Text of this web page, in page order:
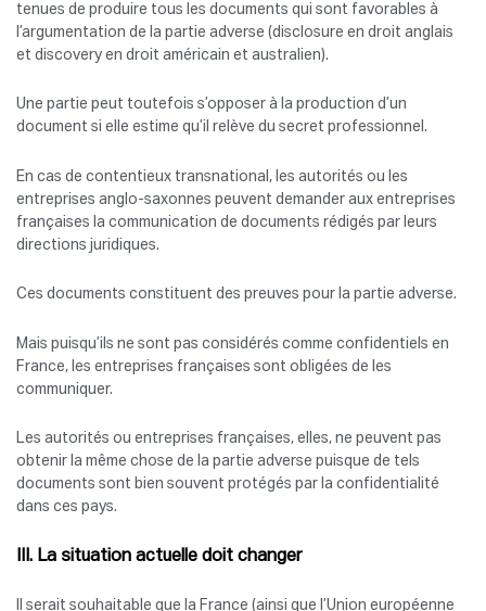
tenues de produire tous les documents qui sont favorables à
l’argumentation de la partie adverse (disclosure en droit anglais
et discovery en droit américain et australien).
Une partie peut toutefois s’opposer à la production d’un
document si elle estime qu’il relève du secret professionnel.
En cas de contentieux transnational, les autorités ou les
entreprises anglo-saxonnes peuvent demander aux entreprises
françaises la communication de documents rédigés par leurs
directions juridiques.
Ces documents constituent des preuves pour la partie adverse.
Mais puisqu’ils ne sont pas considérés comme confidentiels en
France, les entreprises françaises sont obligées de les
communiquer.
Les autorités ou entreprises françaises, elles, ne peuvent pas
obtenir la même chose de la partie adverse puisque de tels
documents sont bien souvent protégés par la confidentialité
dans ces pays.
III. La situation actuelle doit changer
Il serait souhaitable que la France (ainsi que l’Union européenne